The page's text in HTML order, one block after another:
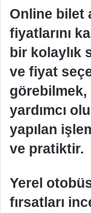
Online bilet
fiyatlarını
bir kolaylık
ve fiyat
görebilmek,
yardımcı
yapılan
ve pratiktir.
Yerel
fırsatları